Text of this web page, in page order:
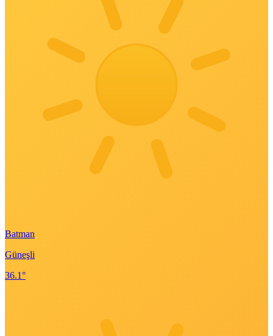
Batman
Güneşli
36.1°